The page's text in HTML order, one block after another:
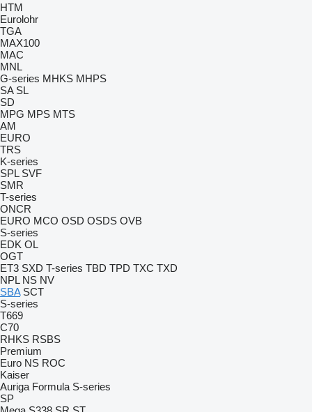
HTM
Eurolohr
TGA
MAX100
MAC
MNL
G-series MHKS MHPS
SA SL
SD
MPG MPS MTS
AM
EURO
TRS
K-series
SPL SVF
SMR
T-series
ONCR
EURO MCO OSD OSDS OVB
S-series
EDK OL
OGT
ET3 SXD T-series TBD TPD TXC TXD
NPL NS NV
SBA SCT
S-series
T669
C70
RHKS RSBS
Premium
Euro NS ROC
Kaiser
Auriga Formula S-series
SP